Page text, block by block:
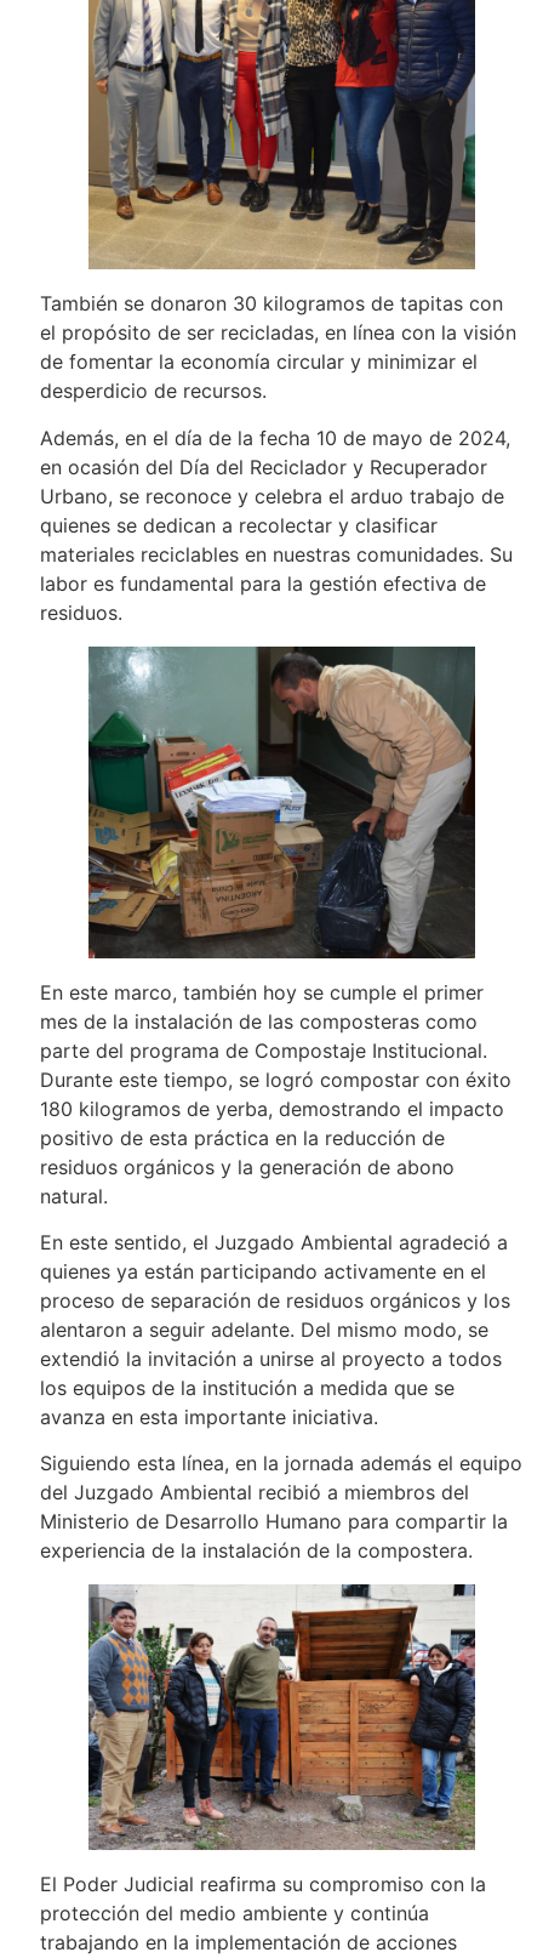
También se donaron 30 kilogramos de tapitas con
el propósito de ser recicladas, en línea con la visión
de fomentar la economía circular y minimizar el
desperdicio de recursos.
Además, en el día de la fecha 10 de mayo de 2024,
en ocasión del Día del Reciclador y Recuperador
Urbano, se reconoce y celebra el arduo trabajo de
quienes se dedican a recolectar y clasificar
materiales reciclables en nuestras comunidades. Su
labor es fundamental para la gestión efectiva de
residuos.
En este marco, también hoy se cumple el primer
mes de la instalación de las composteras como
parte del programa de Compostaje Institucional.
Durante este tiempo, se logró compostar con éxito
180 kilogramos de yerba, demostrando el impacto
positivo de esta práctica en la reducción de
residuos orgánicos y la generación de abono
natural.
En este sentido, el Juzgado Ambiental agradeció a
quienes ya están participando activamente en el
proceso de separación de residuos orgánicos y los
alentaron a seguir adelante. Del mismo modo, se
extendió la invitación a unirse al proyecto a todos
los equipos de la institución a medida que se
avanza en esta importante iniciativa.
Siguiendo esta línea, en la jornada además el equipo
del Juzgado Ambiental recibió a miembros del
Ministerio de Desarrollo Humano para compartir la
experiencia de la instalación de la compostera.
El Poder Judicial reafirma su compromiso con la
protección del medio ambiente y continúa
trabajando en la implementación de acciones